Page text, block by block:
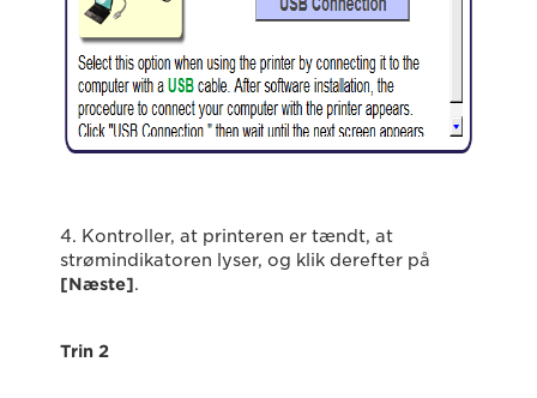
4. Kontroller, at printeren er tændt, at
strømindikatoren lyser, og klik derefter på
[Næste].
Trin 2